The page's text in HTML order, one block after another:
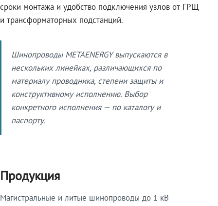
сроки монтажа и удобство подключения узлов от ГРЩ
и трансформаторных подстанций.
Шинопроводы METAENERGY выпускаются в
нескольких линейках, различающихся по
материалу проводника, степени защиты и
конструктивному исполнению. Выбор
конкретного исполнения — по каталогу и
паспорту.
Продукция
Магистральные и литые шинопроводы до 1 кВ